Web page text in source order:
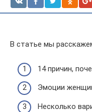
В статье мы
14 причин,
Эмоции
Несколько